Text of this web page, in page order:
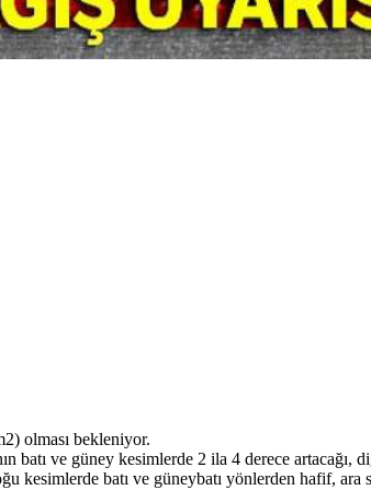
olması bekleniyor.
batı ve güney kesimlerde 2 ila 4 derece
kesimlerde batı ve güneybatı yönlerden hafif, ara